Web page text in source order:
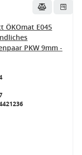
ÖKOmat E045
PKW 9mm -